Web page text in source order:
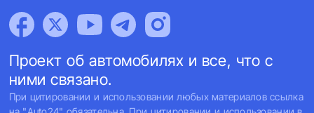
Проект об автомобилях и все, что с
ними связано.
При цитировании и использовании любых материалов ссылка